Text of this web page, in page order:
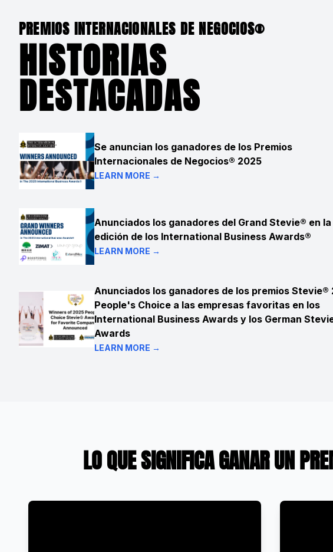
PREMIOS INTERNACIONALES DE NEGOCIOS®
HISTORIAS
DESTACADAS
Se anuncian los ganadores de los Premios
Internacionales de Negocios® 2025
LEARN MORE →
Anunciados los ganadores del Grand Stevie® en la
edición de los International Business Awards®
LEARN MORE →
Anunciados los ganadores de los premios Stevie®
People's Choice a las empresas favoritas en los
International Business Awards y los German
Awards
LEARN MORE →
LO QUE SIGNIFICA GANAR UN